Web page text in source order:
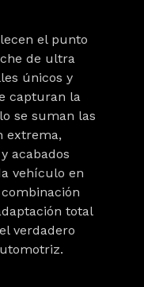
el punto
de ultra
únicos y
capturan la
se suman las
extrema,
acabados
vehículo en
total
verdadero